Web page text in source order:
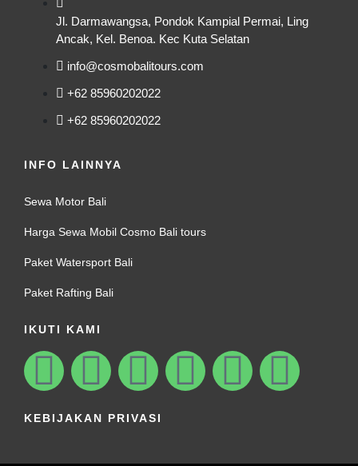
Jl. Darmawangsa, Pondok Kampial Permai, Ling
Ancak, Kel. Benoa. Kec Kuta Selatan
info@cosmobalitours.com
+62 85960202022
+62 85960202022
INFO LAINNYA
Sewa Motor Bali
Harga Sewa Mobil Cosmo Bali tours
Paket Watersport Bali
Paket Rafting Bali
IKUTI KAMI
KEBIJAKAN PRIVASI